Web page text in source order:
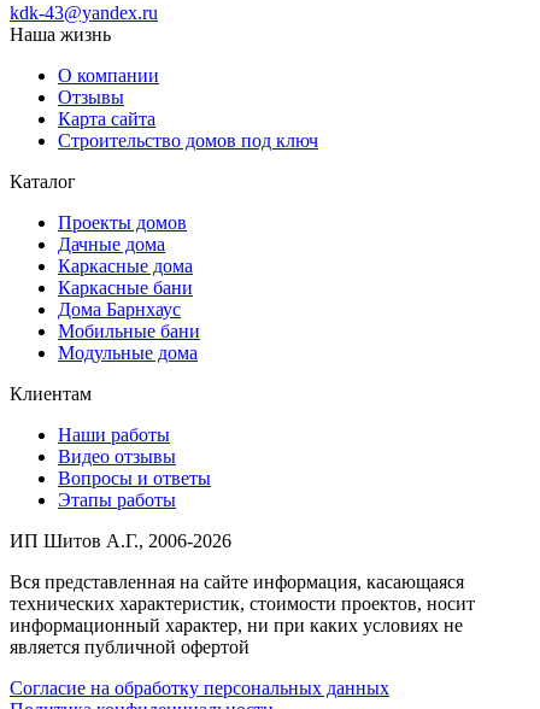
kdk-43@yandex.ru
Наша жизнь
О компании
Отзывы
Карта сайта
Строительство домов под ключ
Каталог
Проекты домов
Дачные дома
Каркасные дома
Каркасные бани
Дома Барнхаус
Мобильные бани
Модульные дома
Клиентам
Наши работы
Видео отзывы
Вопросы и ответы
Этапы работы
ИП Шитов А.Г., 2006-2026
Вся представленная на сайте информация, касающаяся
технических характеристик, стоимости проектов, носит
информационный характер, ни при каких условиях не
является публичной офертой
Согласие на обработку персональных данных